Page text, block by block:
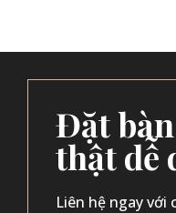
Đặt
thật dễ
Liên hệ ngay với